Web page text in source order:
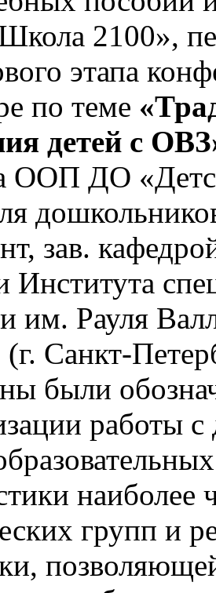
2100»,
этапа
по теме
детей с
ООП ДО
зав.
Института
им. Рауля
(г. Санкт-
были
работы
наиболее
групп и